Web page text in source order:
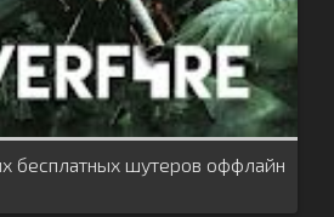
бесплатных шутеров оффлайн